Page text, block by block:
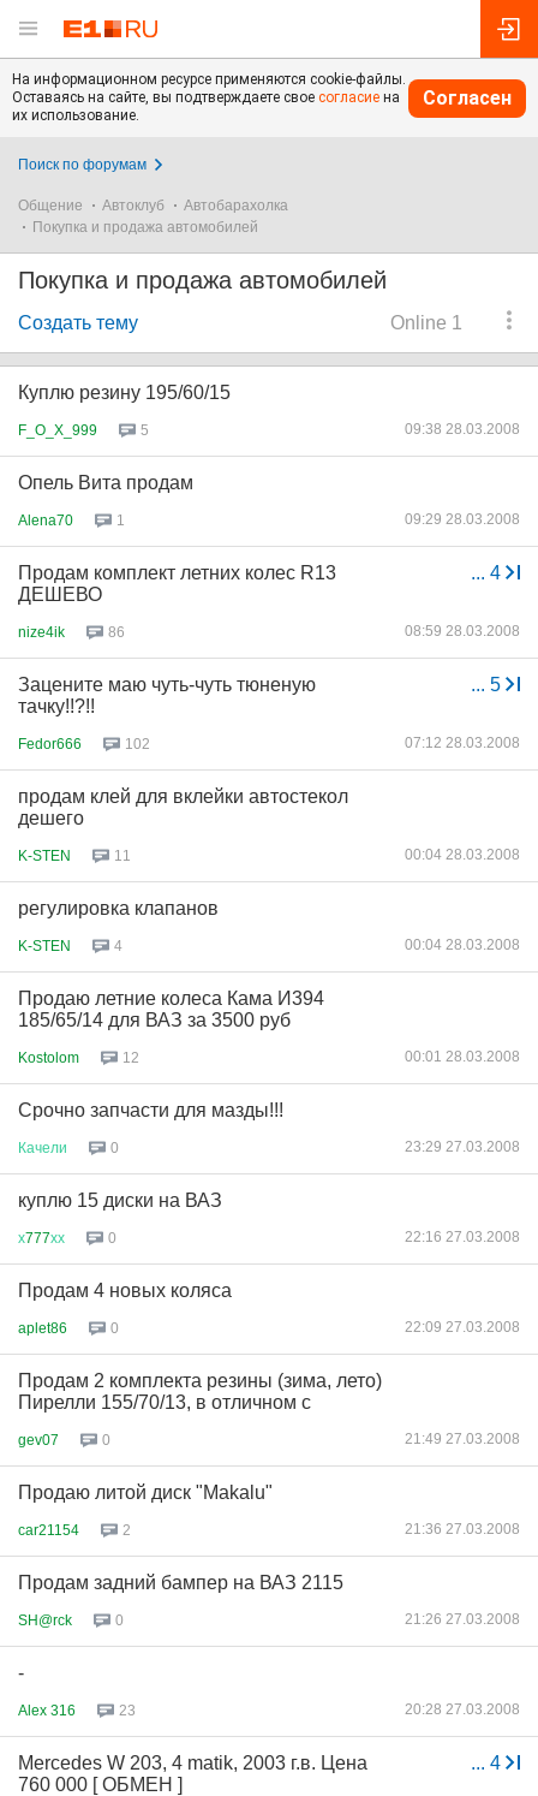
На информационном ресурсе применяются cookie-файлы.
Оставаясь на сайте, вы подтверждаете свое согласие на
их использование.
Согласен
Поиск по форумам
Общение Автоклуб
Автобарахолка
Покупка и продажа автомобилей
Покупка и продажа автомобилей
Online 1
Создать тему
Куплю резину 195/60/15
F_O_X_999 5 09:38 28.03.2008
Опель Вита продам
Alena70 1 09:29 28.03.2008
... 4
Продам комплект летних колес R13
ДЕШЕВО
nize4ik 86 08:59 28.03.2008
... 5
Зацените маю чуть-чуть тюненую
тачку!!?!!
Fedor666 102 07:12 28.03.2008
продам клей для вклейки автостекол
дешего
K-STEN 11 00:04 28.03.2008
регулировка клапанов
K-STEN 4 00:04 28.03.2008
Продаю летние колеса Кама И394
185/65/14 для ВАЗ за 3500 руб
Kostolom 12 00:01 28.03.2008
Срочно запчасти для мазды!!!
Качели 0 23:29 27.03.2008
куплю 15 диски на ВАЗ
х777хх 0 22:16 27.03.2008
Продам 4 новых коляса
aplet86 0 22:09 27.03.2008
Продам 2 комплекта резины (зима, лето)
Пирелли 155/70/13, в отличном с
gev07 0 21:49 27.03.2008
Продаю литой диск "Makalu"
car21154 2 21:36 27.03.2008
Продам задний бампер на ВАЗ 2115
SH@rck 0 21:26 27.03.2008
-
Alex 316 23 20:28 27.03.2008
... 4
Mercedes W 203, 4 matik, 2003 г.в. Цена
760 000 [ ОБМЕН ]